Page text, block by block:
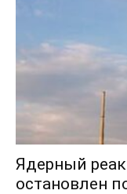
Ядерный
остановлен